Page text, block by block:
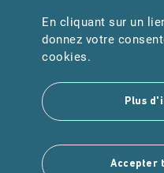
URGENCES
Samu : 15
Pompiers : 18
En cliquant sur un
donnez votre
cookies.
Plus
Accepter